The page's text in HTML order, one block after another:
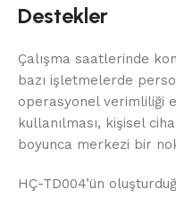
Destekler
Çalışma saatlerinde
bazı işletmelerde
operasyonel verimliliği
kullanılması, kişisel
boyunca merkezi bir
HÇ-TD004’ün